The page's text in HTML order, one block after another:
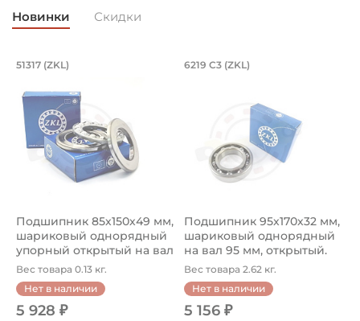
Новинки Скидки
Подшипник 85х150х49 мм,
51317 (ZKL)
Подшипник 85х150х49 мм,
шариковый однорядный
упорный открытый на вал
85...
Вес товара 0.13 кг.
Нет в наличии
5 928 ₽
Подшипник
6219 C3 (ZKL)
Подшипник 95х170х32 мм,
шариковый однорядный
на вал 95 мм, открытый.
Ар...
Вес товара 2.62 кг.
Нет в наличии
5 156 ₽